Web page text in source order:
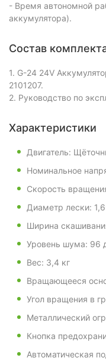
- Время автономной
аккумулятора).
Состав
1. G-24 24V
2101207.
2. Руководство по
Характеристики
Двигатель:
Номинальное
Скорость
Диаметр лески:
Ширина
Уровень шума: 96
Вес: 3,4 кг
Вращающееся
Угол вращения в
Металлический
Кнопка
Автоматическая